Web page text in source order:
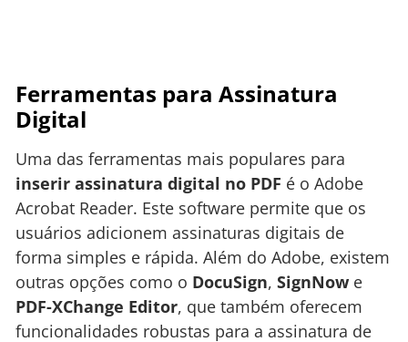
Ferramentas para Assinatura
Digital
Uma das ferramentas mais populares para
inserir assinatura digital no PDF é o Adobe
Acrobat Reader. Este software permite que os
usuários adicionem assinaturas digitais de
forma simples e rápida. Além do Adobe, existem
outras opções como o DocuSign, SignNow e
PDF-XChange Editor, que também oferecem
funcionalidades robustas para a assinatura de